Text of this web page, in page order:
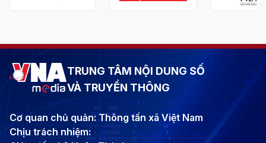
TRUNG TÂM NỘI DUNG SỐ
VÀ TRUYỀN THÔNG
Cơ quan chủ quản: Thông tấn xã Việt Nam
Chịu trách nhiệm: